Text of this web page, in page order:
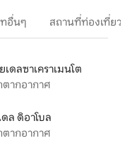
อื่นๆ สถานที่ท่องเที่ย
เดลซาเคราเมนโต
ากอากาศ
ล ดิอาโบล
ากอากาศ